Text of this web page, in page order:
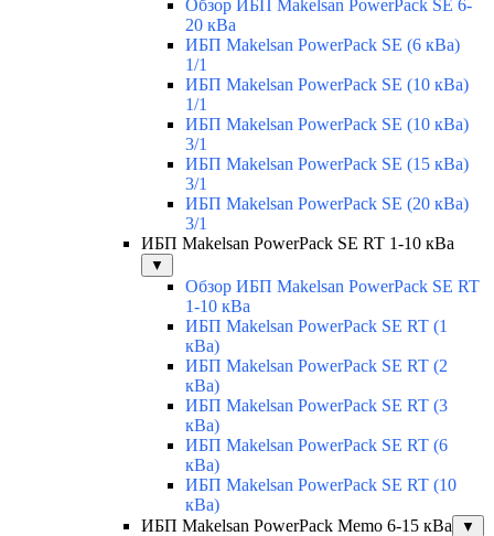
Обзор ИБП Makelsan PowerPack SE 6-
20 кВа
ИБП Makelsan PowerPack SE (6 кВа)
1/1
ИБП Makelsan PowerPack SE (10 кВа)
1/1
ИБП Makelsan PowerPack SE (10 кВа)
3/1
ИБП Makelsan PowerPack SE (15 кВа)
3/1
ИБП Makelsan PowerPack SE (20 кВа)
3/1
ИБП Makelsan PowerPack SE RT 1-10 кВа
▼
Обзор ИБП Makelsan PowerPack SE RT
1-10 кВа
ИБП Makelsan PowerPack SE RT (1
кВа)
ИБП Makelsan PowerPack SE RT (2
кВа)
ИБП Makelsan PowerPack SE RT (3
кВа)
ИБП Makelsan PowerPack SE RT (6
кВа)
ИБП Makelsan PowerPack SE RT (10
кВа)
ИБП Makelsan PowerPack Memo 6-15 кВа
▼